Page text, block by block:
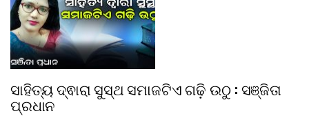
ସାହିତ୍ୟ ଦ୍ଵାରା ସୁସ୍ଥ ସମାଜଟିଏ ଗଢ଼ି ଉଠୁ : ସଞ୍ଜିତା
ପ୍ରଧାନ